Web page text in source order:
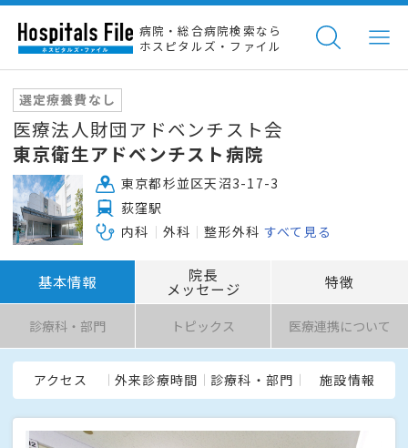
病院・総合病院検索なら
ホスピタルズ・ファイル
選定療養費なし
医療法人財団アドベンチスト会
東京衛生アドベンチスト病院
東京都杉並区天沼3-17-3
荻窪駅
内科
外科 整形外科 すべて見る
基本情報 院長
メッセージ 特徴
診療科・部門 トピックス 医療連携について
アクセス 外来診療時間 診療科・部門 施設情報